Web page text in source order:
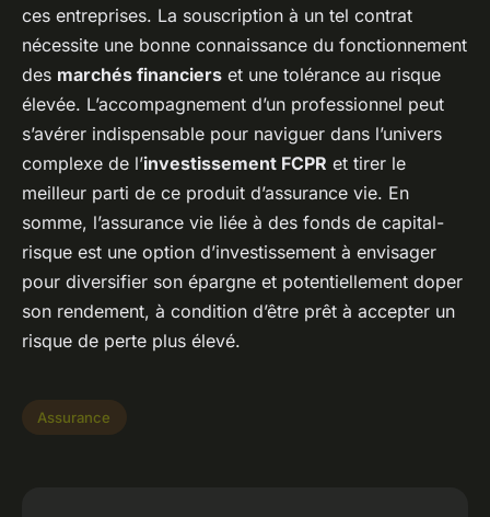
ces entreprises. La souscription à un tel contrat
nécessite une bonne connaissance du fonctionnement
des marchés financiers et une tolérance au risque
élevée. L’accompagnement d’un professionnel peut
s’avérer indispensable pour naviguer dans l’univers
complexe de l’investissement FCPR et tirer le
meilleur parti de ce produit d’assurance vie. En
somme, l’assurance vie liée à des fonds de capital-
risque est une option d’investissement à envisager
pour diversifier son épargne et potentiellement doper
son rendement, à condition d’être prêt à accepter un
risque de perte plus élevé.
Assurance